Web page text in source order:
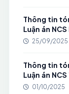
Thông tin
Luận án
25/09/2025
Thông tin
Luận án
01/10/2025